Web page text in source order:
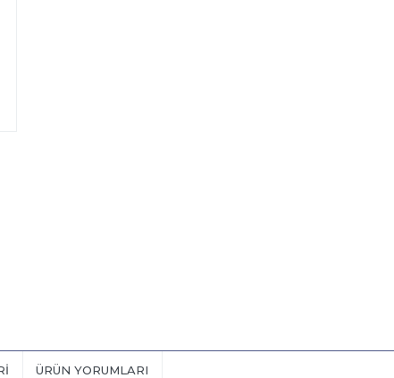
ÜRÜN YORUMLARI